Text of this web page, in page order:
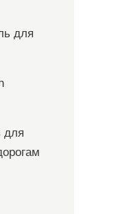
для
для